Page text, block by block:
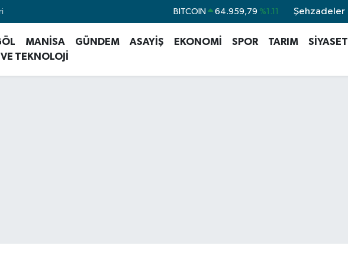
DOLAR 47,7436 %0.18
GRAM ALTIN 6660.55 %0.03
Şehzadeler
MANİSA GÜNDEM ASAYİŞ EKONOMİ SPOR TARIM SİYASET
TEKNOLOJİ